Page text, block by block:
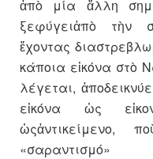
ἀπὸ μία ἄλλη
ξεφύγειἀπὸ τὴν
ἔχοντας
κάποια εἰκόνα στὸ
λέγεται,
εἰκόνα ὡς